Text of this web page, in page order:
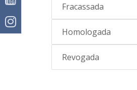
Fracassada
Homologada
Revogada